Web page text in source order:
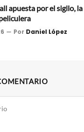
apuesta por el sigilo,
Por Daniel López